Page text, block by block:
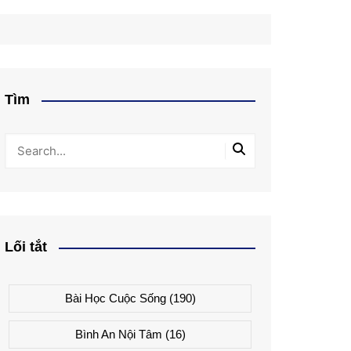
Tìm
Lối tắt
Bài Học Cuộc Sống(190)
Bình An Nội Tâm (16)